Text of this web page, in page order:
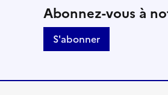
Suivez-nous
Abonnez-vous à
S'abonner